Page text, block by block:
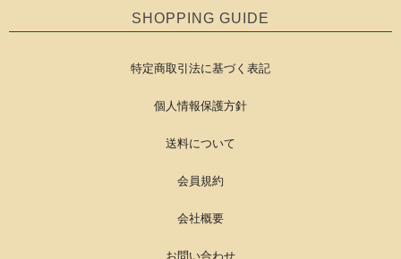
SHOPPING GUIDE
特定商取引法に基づく表記
個人情報保護方針
送料について
会員規約
会社概要
お問い合わせ